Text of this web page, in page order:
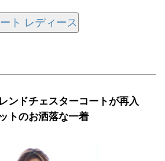
ト レディース
ンドチェスターコートが再入
トのお洒落な一着